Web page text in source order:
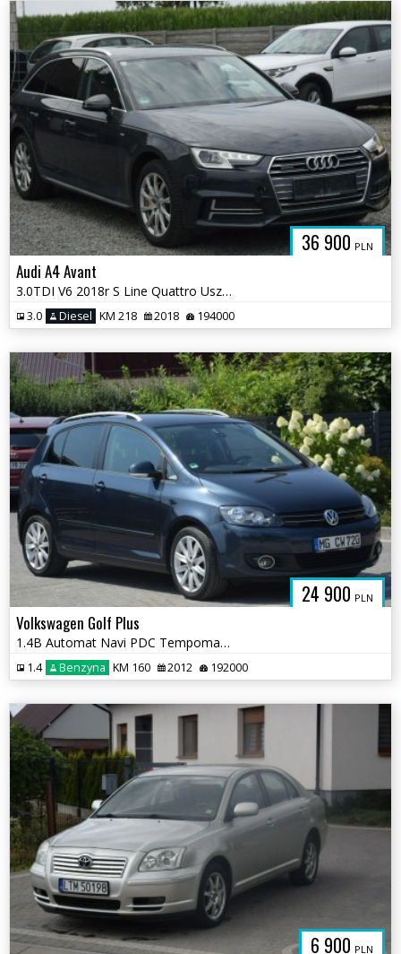
36 900 PLN
Audi A4 Avant
3.0TDI V6 2018r S Line Quattro Uszkodzony Silnik Serwis
3.0 Diesel KM 218 2018 194000
24 900 PLN
Volkswagen Golf Plus
1.4B Automat Navi PDC Tempomat Sprowadzony
1.4 Benzyna KM 160 2012 192000
6 900 PLN